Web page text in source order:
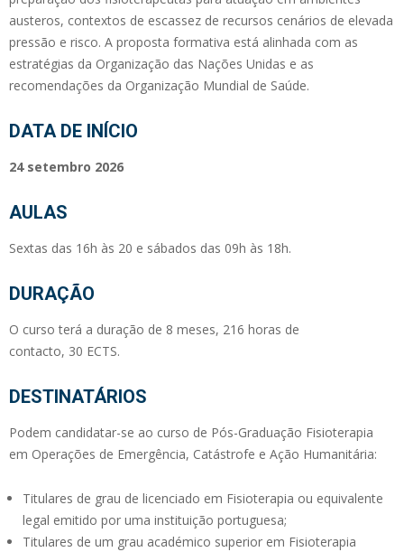
austeros, contextos de escassez de recursos cenários de elevada
pressão e risco. A proposta formativa está alinhada com as
estratégias da Organização das Nações Unidas e as
recomendações da Organização Mundial de Saúde.
DATA DE INÍCIO
24 setembro 2026
AULAS
Sextas das 16h às 20 e sábados das 09h às 18h.
DURAÇÃO
O curso terá a duração de 8 meses, 216 horas de
contacto, 30 ECTS.
DESTINATÁRIOS
Podem candidatar-se ao curso de Pós-Graduação Fisioterapia
em Operações de Emergência, Catástrofe e Ação Humanitária:
Titulares de grau de licenciado em Fisioterapia ou equivalente
legal emitido por uma instituição portuguesa;
Titulares de um grau académico superior em Fisioterapia